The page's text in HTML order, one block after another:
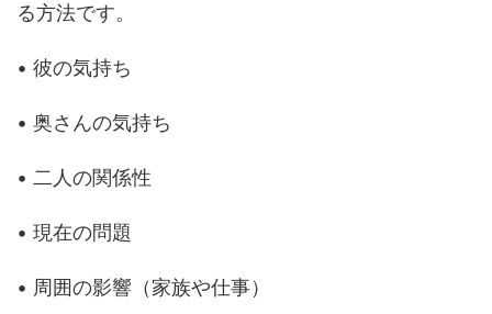
る方法です。
• 彼の気持ち
• 奥さんの気持ち
• 二人の関係性
• 現在の問題
• 周囲の影響（家族や仕事）